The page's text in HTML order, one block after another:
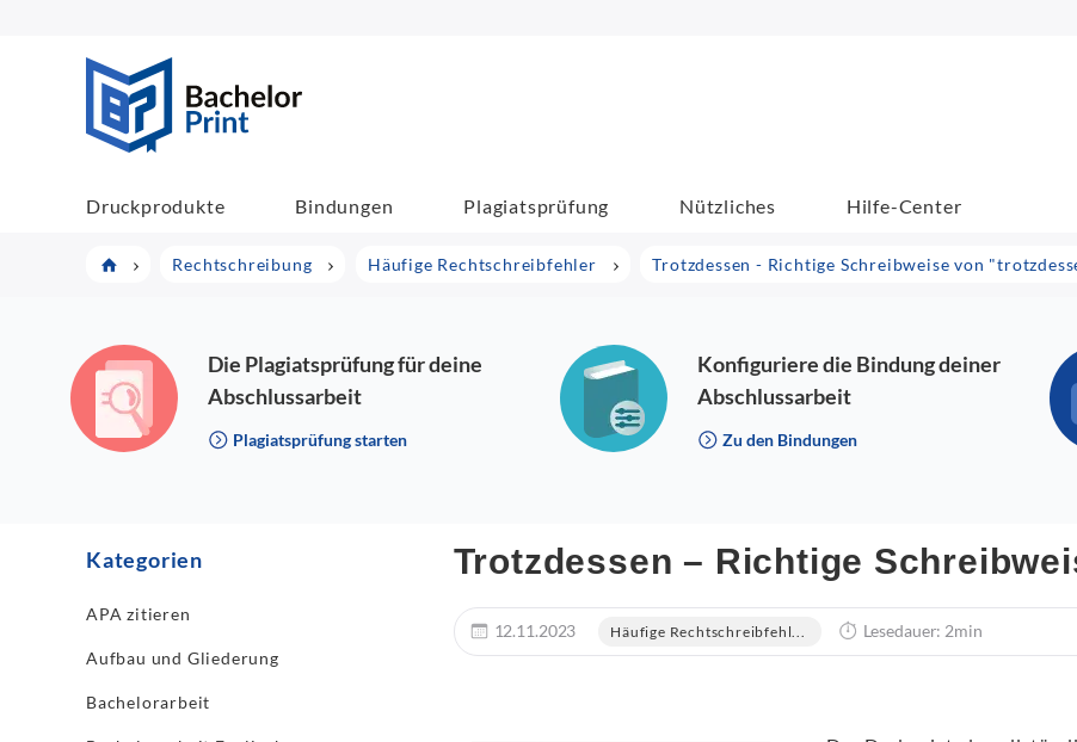
Druckprodukte Bindungen Plagiatsprüfung Nützliches Hilfe-Center
Rechtschreibung Häufige Rechtschreibfehler Trotzdessen - Richtige Schreibweise von
Die Plagiatsprüfung für deine
Abschlussarbeit
Plagiatsprüfung starten
Konfiguriere die Bindung deiner
Abschlussarbeit
Zu den Bindungen
Kategorien
APA zitieren
Aufbau und Gliederung
Bachelorarbeit
Trotzdessen – Richtige
12.11.2023 Häufige Rechtschreibfehl... Lesedauer: 2min